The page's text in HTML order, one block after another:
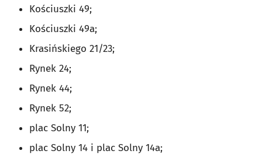
Kościuszki 49;
Kościuszki 49a;
Krasińskiego 21/23;
Rynek 24;
Rynek 44;
Rynek 52;
plac Solny 11;
plac Solny 14 i plac Solny 14a;